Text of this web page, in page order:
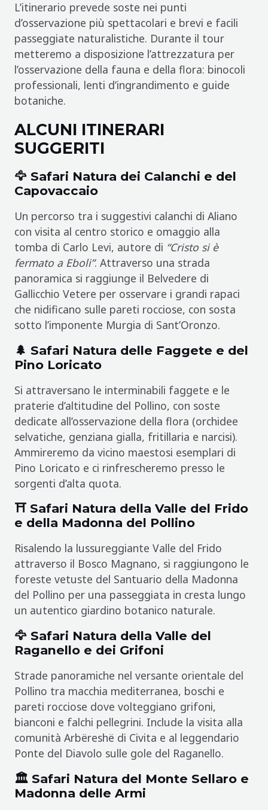
L’itinerario prevede soste nei punti
d’osservazione più spettacolari e brevi e facili
passeggiate naturalistiche. Durante il tour
metteremo a disposizione l’attrezzatura per
l’osservazione della fauna e della flora: binocoli
professionali, lenti d’ingrandimento e guide
botaniche.
ALCUNI ITINERARI
SUGGERITI
🦅 Safari Natura dei Calanchi e del
Capovaccaio
Un percorso tra i suggestivi calanchi di Aliano
con visita al centro storico e omaggio alla
tomba di Carlo Levi, autore di “Cristo si è
fermato a Eboli”. Attraverso una strada
panoramica si raggiunge il Belvedere di
Gallicchio Vetere per osservare i grandi rapaci
che nidificano sulle pareti rocciose, con sosta
sotto l’imponente Murgia di Sant’Oronzo.
🌲 Safari Natura delle Faggete e del
Pino Loricato
Si attraversano le interminabili faggete e le
praterie d’altitudine del Pollino, con soste
dedicate all’osservazione della flora (orchidee
selvatiche, genziana gialla, fritillaria e narcisi).
Ammireremo da vicino maestosi esemplari di
Pino Loricato e ci rinfrescheremo presso le
sorgenti d’alta quota.
⛩️ Safari Natura della Valle del Frido
e della Madonna del Pollino
Risalendo la lussureggiante Valle del Frido
attraverso il Bosco Magnano, si raggiungono le
foreste vetuste del Santuario della Madonna
del Pollino per una passeggiata in cresta lungo
un autentico giardino botanico naturale.
🦅 Safari Natura della Valle del
Raganello e dei Grifoni
Strade panoramiche nel versante orientale del
Pollino tra macchia mediterranea, boschi e
pareti rocciose dove volteggiano grifoni,
bianconi e falchi pellegrini. Include la visita alla
comunità Arbëreshë di Civita e al leggendario
Ponte del Diavolo sulle gole del Raganello.
🏛️ Safari Natura del Monte Sellaro e
Madonna delle Armi